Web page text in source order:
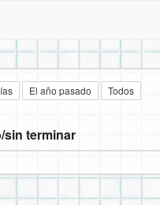
El año pasado Todos
sin terminar